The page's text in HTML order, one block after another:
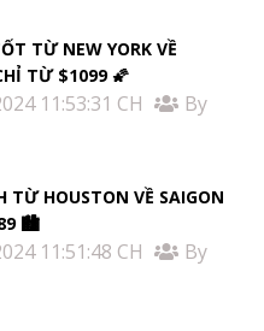
TỪ NEW YORK VỀ
TỪ $1099 🌠
11:53:31 CH
By
TỪ HOUSTON VỀ SAIGON
🏙
11:51:48 CH
By